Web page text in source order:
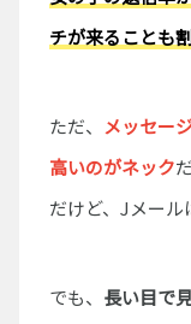
チが来ることも
ただ、 メッセー
高いのがネック
だけど、Jメール
でも、 長い目で